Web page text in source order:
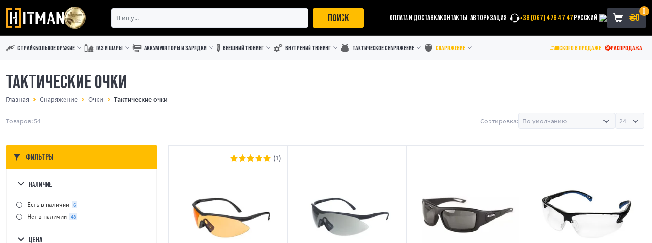
ПОИСК ОПЛАТА И ДОСТАВКАКОНТАКТЫ АВТОРИЗАЦИЯ +38 (067) 478 47 47РУССКИЙ
0
₴0
СТРАЙКБОЛЬНОЕ ОРУЖИЕ ГАЗ И ШАРЫ АККУМУЛЯТОРЫ И ЗАРЯДКИ ВНЕШНИЙ ТЮНИНГ ВНУТРЕНИЙ ТЮНИНГ ТАКТИЧЕСКОЕ СНАРЯЖЕНИЕ СНАРЯЖЕНИЕ СКОРО В ПРОДАЖЕ РАСПРОДАЖА
ТАКТИЧЕСКИЕ ОЧКИ
Главная Снаряжение Очки Тактические очки
Товаров: 54 Сортировка:
ФИЛЬТРЫ
НАЛИЧИЕ
Есть в наличии 6
Нет в наличии 48
ЦЕНА
(1)